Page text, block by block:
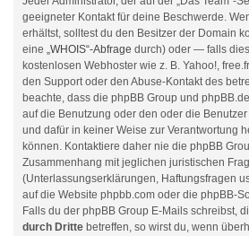
geeigneter Kontakt für deine Beschwerde.
erhältst, solltest du den Besitzer der Domain
eine „WHOIS“-Abfrage durch) oder — falls
kostenlosen Webhoster wie z. B. Yahoo!,
den Support oder den Abuse-Kontakt des
beachte, dass die phpBB Group und phpBB.de
auf die Benutzung oder den oder die
und dafür in keiner Weise zur Verantwortung
können. Kontaktiere daher nie die phpBB
Zusammenhang mit jeglichen juristischen
(Unterlassungserklärungen, Haftungsfragen
auf die Website phpbb.com oder die phpBB-
Falls du der phpBB Group E-Mails schreibst,
durch Dritte betreffen, so wirst du, wenn